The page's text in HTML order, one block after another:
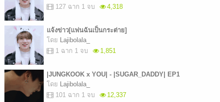
127 ฉาก 1 จบ
4,318
แจ้งข่าว[แฟนฉันเป็นกระต่าย]
โดย
Lajibolala_
1 ฉาก 1 จบ
1,851
|JUNGKOOK x YOU| - |SUGAR_DADDY| EP1
โดย
Lajibolala_
101 ฉาก 1 จบ
12,337